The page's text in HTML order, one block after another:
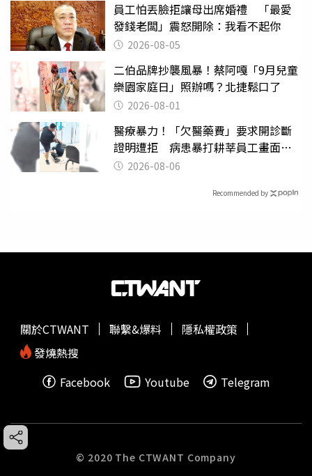
員工怕丟臉拒讓母出席婚禮 「最愛
發錢老闆」震怒開除：我看不起你
2026-08-05
二伯品牌抄襲風暴！蔡阿嘎「9月兒童
樂園家庭日」照辦嗎？北捷鬆口了
2026-08-01
醫療暴力！「欠醫藥費」要求開診斷
證明遭拒 病患暴打耕莘員工畫面曝
光 2026-08-06
Recommended by
關於CTWANT 聯繫&爆料
隱私權政策
發燒熱搜
Facebook
Youtube Telegram
© 2020 The CTWANT Company